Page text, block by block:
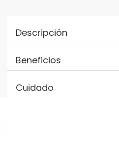
Descripción
Beneficios
Cuidado